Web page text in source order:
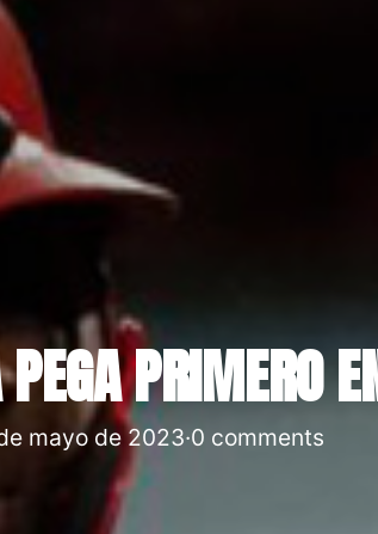
PRIMERO
mayo de 2023·0 comments